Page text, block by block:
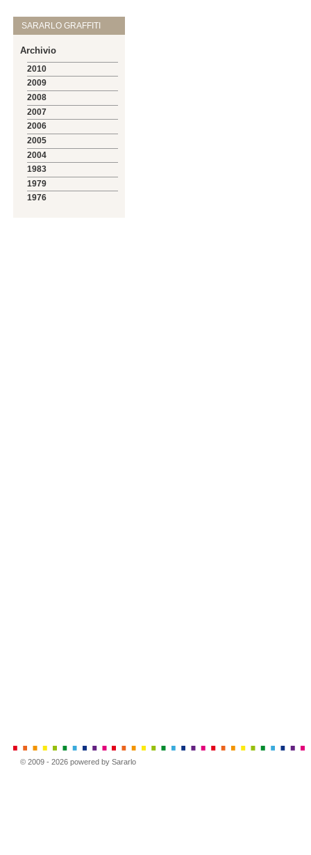
SARARLO GRAFFITI
Archivio
2010
2009
2008
2007
2006
2005
2004
1983
1979
1976
© 2009 - 2026 powered by Sararlo